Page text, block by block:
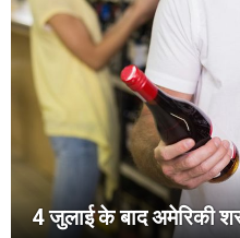
4 जुलाई के बाद अमेरिकी